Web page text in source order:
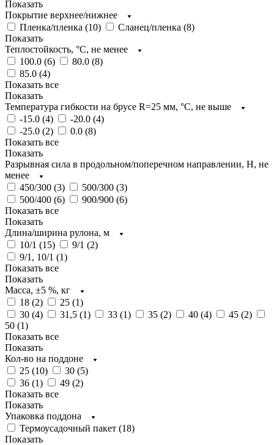
Показать
Покрытие верхнее/нижнее
Пленка/пленка (10) Сланец/пленка (8)
Показать
Теплостойкость, °C, не менее
100.0 (6) 80.0 (8)
85.0 (4)
Показать все
Показать
Температура гибкости на брусе R=25 мм, °C, не выше
-15.0 (4) -20.0 (4)
-25.0 (2) 0.0 (8)
Показать все
Показать
Разрывная сила в продольном/поперечном направлении, H, не
менее
450/300 (3) 500/300 (3)
500/400 (6) 900/900 (6)
Показать все
Показать
Длина/ширина рулона, м
10/1 (15) 9/1 (2)
9/1, 10/1 (1)
Показать все
Показать
Масса, ±5 %, кг
18 (2) 25 (1)
30 (4) 31,5 (1) 33 (1) 35 (2) 40 (4) 45 (2)
50 (1)
Показать все
Показать
Кол-во на поддоне
25 (10) 30 (5)
36 (1) 49 (2)
Показать все
Показать
Упаковка поддона
Термоусадочный пакет (18)
Показать